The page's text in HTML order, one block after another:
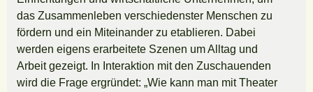
das Zusammenleben verschiedenster Menschen zu
fördern und ein Miteinander zu etablieren. Dabei
werden eigens erarbeitete Szenen um Alltag und
Arbeit gezeigt. In Interaktion mit den Zuschauenden
wird die Frage ergründet: „Wie kann man mit Theater